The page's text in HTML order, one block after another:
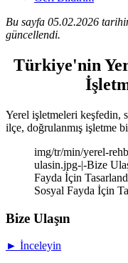
Bu sayfa 05.02.2026
güncellendi.
Türkiye'nin
Yerel işletmeleri keşfedin,
ilçe, doğrulanmış işletme
img/tr/min/yerel-
ulasin.jpg-|-Bize
Fayda İçin
Sosyal Fayda İçin
Bize Ulaşın
► İnceleyin